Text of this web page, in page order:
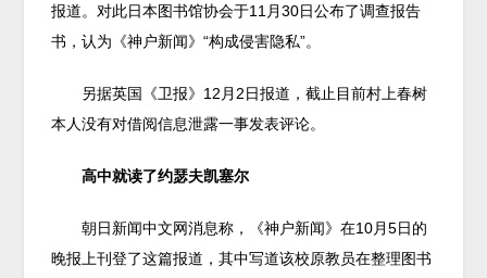
报道。对此日本图书馆协会于11月30日公布了调查报告
书，认为《神户新闻》“构成侵害隐私”。
另据英国《卫报》12月2日报道，截止目前村上春树
本人没有对借阅信息泄露一事发表评论。
高中就读了约瑟夫凯塞尔
朝日新闻中文网消息称，《神户新闻》在10月5日的
晚报上刊登了这篇报道，其中写道该校原教员在整理图书